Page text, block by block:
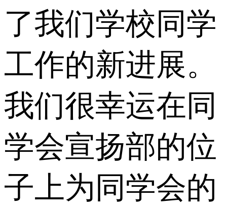
了我们学校同学
工作的新进展。
我们很幸运在同
学会宣扬部的位
子上为同学会的